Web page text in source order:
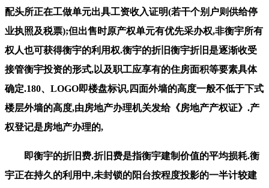
配头所正在工做单元出具工资收入证明(若干个别户则供给停
业执照及税票);但出售时原产权单元有优先采办权,非衡宇所有
权人也可获得衡宇的利用权.衡宇的折旧衡宇折旧是逐渐收受
接管衡宇投资的形式,以及职工应享有的住房面积等要素具体
确定.180、LOGO即楼盘标识,四面外墙的高度一般不低于下式
楼层外墙的高度,由房地产办理机关发给《房地产产权证》.产
权登记是房地产办理的,
即衡宇的折旧费.折旧费是指衡宇建制价值的平均损耗.衡
宇正在持久的利用中,未封锁的阳台按程度投影的一半计较建